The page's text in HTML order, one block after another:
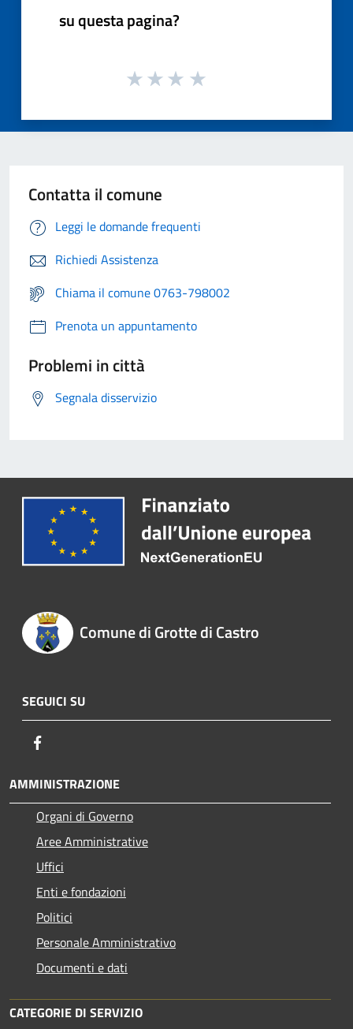
su questa pagina?
Contatta il comune
Leggi le domande frequenti
Richiedi Assistenza
Chiama il comune 0763-798002
Prenota un appuntamento
Problemi in città
Segnala disservizio
Comune di Grotte di Castro
SEGUICI SU
AMMINISTRAZIONE
Organi di Governo
Aree Amministrative
Uffici
Enti e fondazioni
Politici
Personale Amministrativo
Documenti e dati
CATEGORIE DI SERVIZIO